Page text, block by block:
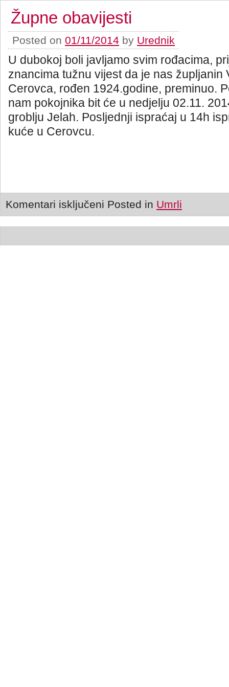
Župne obavijesti
Posted on 01/11/2014 by Urednik
U dubokoj boli javljamo svim rođacima,
znancima tužnu vijest da je nas župljanin
Cerovca, rođen 1924.godine, preminuo.
nam pokojnika bit će u nedjelju 02.11.
groblju Jelah. Posljednji ispraćaj u 14h
kuće u Cerovcu.
Komentari isključeni Posted in Umrli